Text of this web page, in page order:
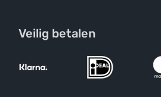
Veilig betalen